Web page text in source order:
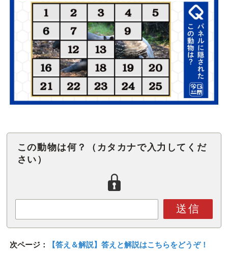
この動物は何？（カタカナで入力してくだ
さい）
送信
次ページ： 【答え＆解説】答えと解説はこちらをどうぞ！